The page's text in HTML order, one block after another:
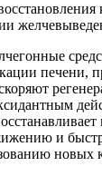
печени,
и
новых